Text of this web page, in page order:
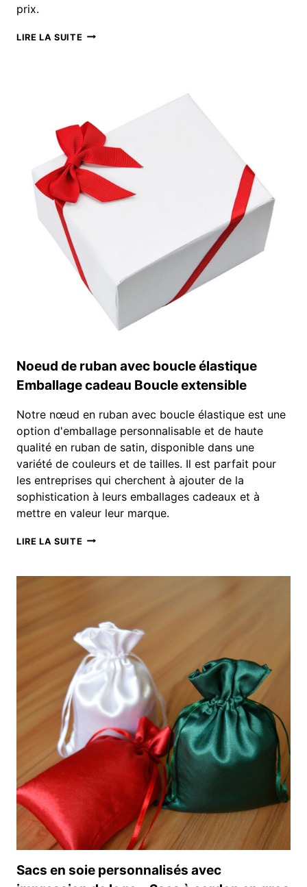
prix.
LIRE LA SUITE NOEUDS
BESOINS
D'EMBALLAGE
CADEAU
Noeud de ruban avec boucle élastique
Emballage cadeau Boucle extensible
Notre nœud en ruban avec boucle élastique est une
option d'emballage personnalisable et de haute
qualité en ruban de satin, disponible dans une
variété de couleurs et de tailles. Il est parfait pour
les entreprises qui cherchent à ajouter de la
sophistication à leurs emballages cadeaux et à
mettre en valeur leur marque.
LIRE LA SUITE NOEUD
AVEC
CADEAU
BOUCLE
EXTENSIBLE
Sacs en soie personnalisés avec